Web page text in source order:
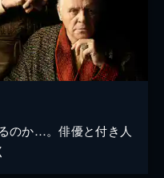
のか…。俳優と付き人